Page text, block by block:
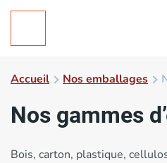
Accueil Nos emballages
Nos gammes
Bois, carton, plastique,